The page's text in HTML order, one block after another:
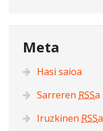
Meta
Hasi saioa
Sarreren RSSa
Iruzkinen RSSa